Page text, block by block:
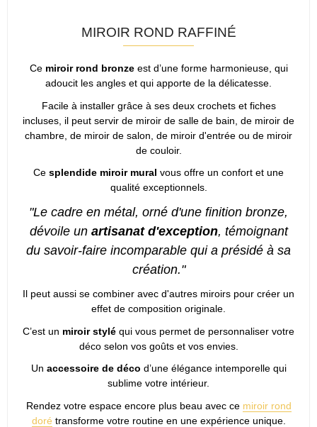
MIROIR ROND RAFFINÉ
Ce miroir rond bronzeest d’une forme harmonieuse, qui
adoucit les angles et qui apporte de la délicatesse.
Facile à installer grâce à ses deux crochets et fiches
incluses, il peut servir de miroir de salle de bain, de miroir de
chambre, de miroir de salon, de miroir d'entrée ou de miroir
de couloir.
Ce splendide miroir mural vous offre un confort et une
qualité exceptionnels.
"Le cadre en métal, orné d'une finition bronze,
dévoile un artisanat d'exception, témoignant
du savoir-faire incomparable qui a présidé à sa
création."
Il peut aussi se combiner avec d'autres miroirs pour créer un
effet de composition originale.
C’est un miroir stylé qui vous permet de personnaliser votre
déco selon vos goûts et vos envies.
Un accessoire de déco d’une élégance intemporelle qui
sublime votre intérieur.
Rendez votre espace encore plus beau avec ce miroir rond
doré transforme votre routine en une expérience unique.